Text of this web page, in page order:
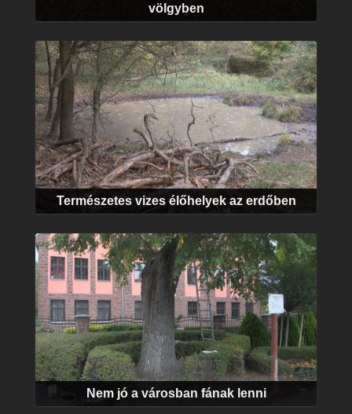
völgyben
Természetes vizes élőhelyek az erdőben
​Nem jó a városban fának lenni